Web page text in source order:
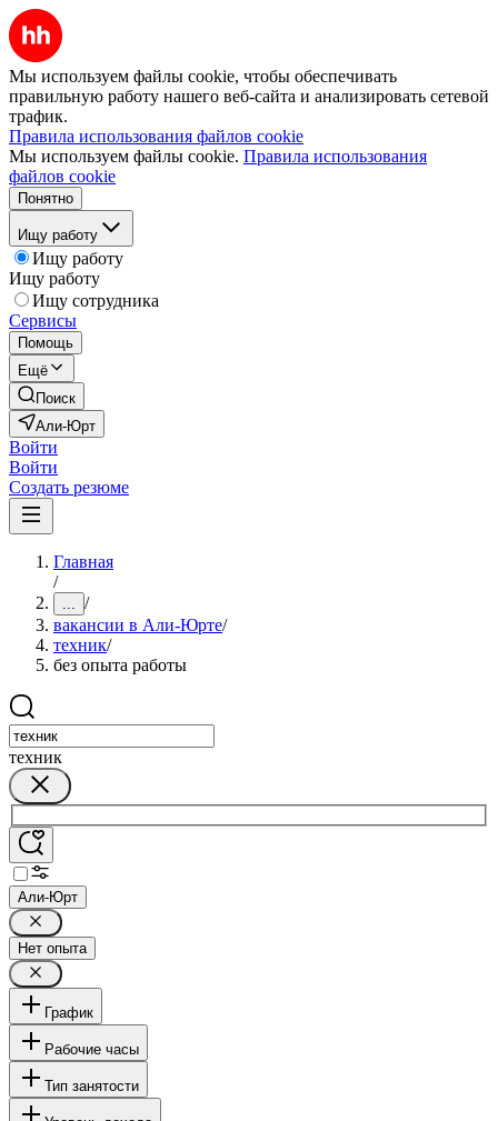
Мы используем файлы cookie, чтобы обеспечивать
правильную работу нашего веб-сайта и анализировать сетевой
трафик.
Правила использования файлов cookie
Мы используем файлы cookie. Правила использования
файлов cookie
Понятно
Ищу работу
Ищу работу
Ищу работу
Ищу сотрудника
Сервисы
Помощь
Ещё
Поиск
Али-Юрт
Войти
Войти
Создать резюме
Главная
/
... /
вакансии в Али-Юрте/
техник/
без опыта работы
техник
Али-Юрт
Нет опыта
График
Рабочие часы
Тип занятости